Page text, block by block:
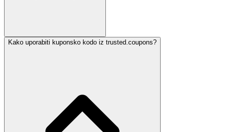
Kako uporabiti kuponsko kodo iz trusted.coupons?